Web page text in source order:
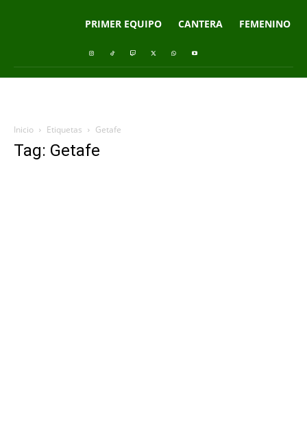
PRIMER EQUIPO CANTERA FEMENINO
Inicio Etiquetas Getafe
Tag: Getafe